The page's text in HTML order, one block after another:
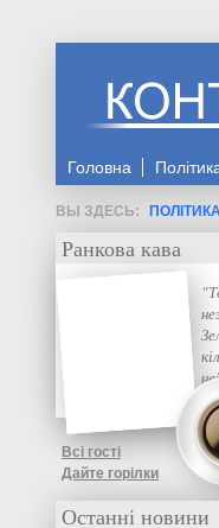
Головна
Ранкова кава
Всі гості
Дайте горілки
Останні новини